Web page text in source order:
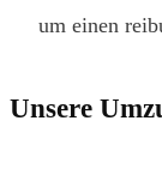
um einen
Unsere